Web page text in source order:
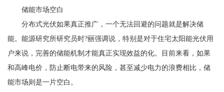
储能市场空白
分布式光伏如果真正推广，一个无法回避的问题就是解决储
能。能源研究所研究员时?丽强调说，特别是对于住宅太阳能光伏用
户来说，完善的储能机制才能真正实现效益的化。目前来看，如果
和高峰电价，防止断电带来的风险，甚至减少电力的浪费相比，储
能市场则是一片空白。